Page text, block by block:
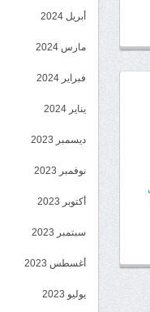
أبريل 2024
مارس 2024
فبراير 2024
يناير 2024
ديسمبر 2023
نوفمبر 2023
أكتوبر 2023
سبتمبر 2023
أغسطس 2023
يوليو 2023